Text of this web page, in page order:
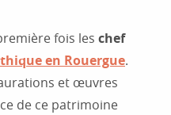
fois les chef
en Rouergue.
et œuvres
de ce patrimoine